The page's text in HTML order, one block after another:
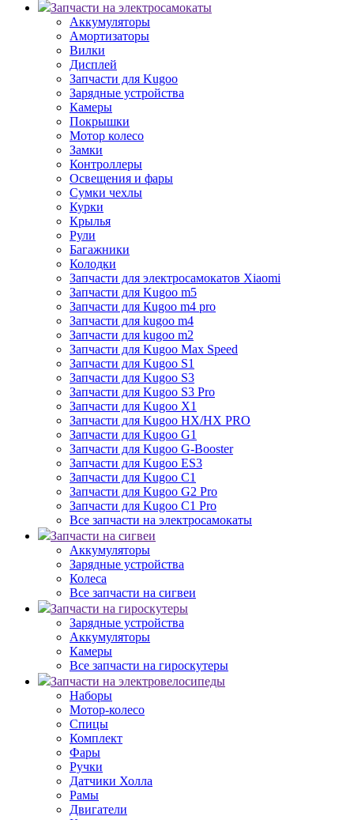
Запчасти на электросамокаты
Аккумуляторы
Амортизаторы
Вилки
Дисплей
Запчасти для Kugoo
Зарядные устройства
Камеры
Покрышки
Мотор колесо
Замки
Контроллеры
Освещения и фары
Сумки чехлы
Курки
Крылья
Рули
Багажники
Колодки
Запчасти для электросамокатов Xiaomi
Запчасти для Kugoo m5
Запчасти для Кugoo m4 pro
Запчасти для kugoo m4
Запчасти для kugoo m2
Запчасти для Kugoo Max Speed
Запчасти для Kugoo S1
Запчасти для Kugoo S3
Запчасти для Kugoo S3 Pro
Запчасти для Kugoo X1
Запчасти для Kugoo HX/HX PRO
Запчасти для Kugoo G1
Запчасти для Kugoo G-Booster
Запчасти для Kugoo ES3
Запчасти для Kugoo C1
Запчасти для Kugoo G2 Pro
Запчасти для Kugoo C1 Pro
Все запчасти на электросамокаты
Запчасти на сигвеи
Аккумуляторы
Зарядные устройства
Колеса
Все запчасти на сигвеи
Запчасти на гироскутеры
Зарядные устройства
Аккумуляторы
Камеры
Все запчасти на гироскутеры
Запчасти на электровелосипеды
Наборы
Мотор-колесо
Спицы
Комплект
Фары
Ручки
Датчики Холла
Рамы
Двигатели